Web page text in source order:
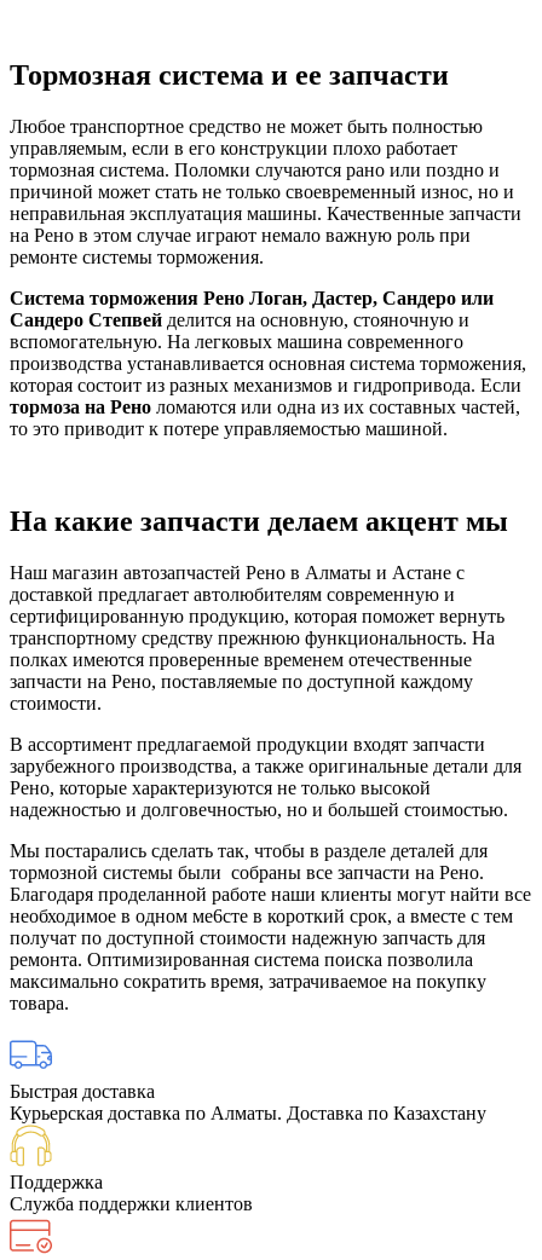
Тормозная система и ее запчасти
Любое транспортное средство не может быть полностью
управляемым, если в его конструкции плохо работает
тормозная система. Поломки случаются рано или поздно и
причиной может стать не только своевременный износ, но и
неправильная эксплуатация машины. Качественные запчасти
на Рено в этом случае играют немало важную роль при
ремонте системы торможения.
Система торможения Рено Логан, Дастер, Сандеро или
Сандеро Степвей делится на основную, стояночную и
вспомогательную. На легковых машина современного
производства устанавливается основная система торможения,
которая состоит из разных механизмов и гидропривода. Если
тормоза на Рено ломаются или одна из их составных частей,
то это приводит к потере управляемостью машиной.
На какие запчасти делаем акцент мы
Наш магазин автозапчастей Рено в Алматы и Астане с
доставкой предлагает автолюбителям современную и
сертифицированную продукцию, которая поможет вернуть
транспортному средству прежнюю функциональность. На
полках имеются проверенные временем отечественные
запчасти на Рено, поставляемые по доступной каждому
стоимости.
В ассортимент предлагаемой продукции входят запчасти
зарубежного производства, а также оригинальные детали для
Рено, которые характеризуются не только высокой
надежностью и долговечностью, но и большей стоимостью.
Мы постарались сделать так, чтобы в разделе деталей для
тормозной системы были собраны все запчасти на Рено.
Благодаря проделанной работе наши клиенты могут найти все
необходимое в одном ме6сте в короткий срок, а вместе с тем
получат по доступной стоимости надежную запчасть для
ремонта. Оптимизированная система поиска позволила
максимально сократить время, затрачиваемое на покупку
товара.
Быстрая доставка
Курьерская доставка по Алматы. Доставка по Казахстану
Поддержка
Служба поддержки клиентов